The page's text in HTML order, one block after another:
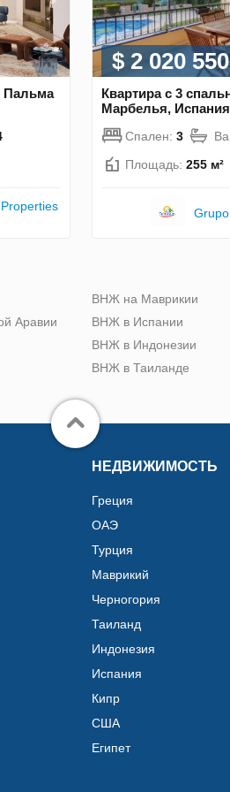
Пальма
$ 2 020 550
Квартира с 3
Марбелья,
Спален: 3
Площадь: 255 м²
Аравии
ВНЖ на Маврикии
ВНЖ в Испании
ВНЖ в Индонезии
ВНЖ в Таиланде
НЕДВИЖИМОСТЬ
Греция
ОАЭ
Турция
Маврикий
Черногория
Таиланд
Индонезия
Испания
Кипр
США
Египет